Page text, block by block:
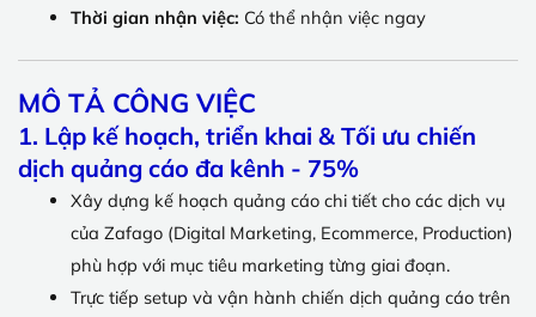
Thời gian nhận việc: Có thể nhận việc ngay
MÔ TẢ CÔNG VIỆC
1. Lập kế hoạch, triển khai & Tối ưu chiến
dịch quảng cáo đa kênh - 75%
Xây dựng kế hoạch quảng cáo chi tiết cho các dịch vụ
của Zafago (Digital Marketing, Ecommerce, Production)
phù hợp với mục tiêu marketing từng giai đoạn.
Trực tiếp setup và vận hành chiến dịch quảng cáo trên